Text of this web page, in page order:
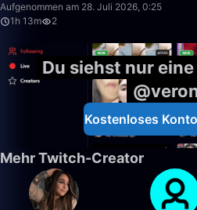
Aufgenommen am 28. Juli 2026, 0:25
1h 13m
2
Du siehst nur
Kostenloses
Mehr Twitch-Creator